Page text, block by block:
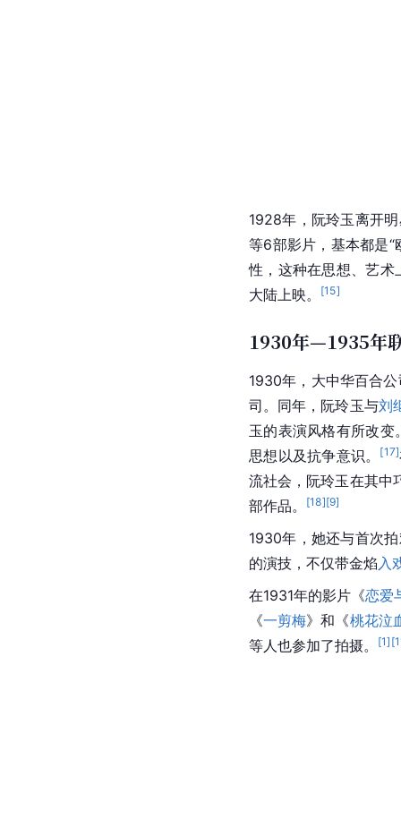
1928年，阮玲玉离开
等6部影片，基本都是
性，这种在思想、艺术
大陆上映。
[15]
1930年—1935年
1930年，大中华百合
司。同年，阮玲玉与刘
玉的表演风格有所改
思想以及抗争意识。
[17]
流社会，阮玲玉在其中
部作品。
[18][9]
1930年，她还与首次
的演技，不仅带金焰 入
在1931年的影片《恋爱
《一剪梅》和《桃花泣
等人也参加了拍摄。
[1] [